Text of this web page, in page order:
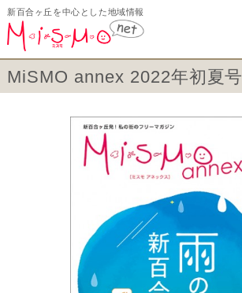
新百合ヶ丘を中心とした地域情報
MiSMO annex 2022年初夏号